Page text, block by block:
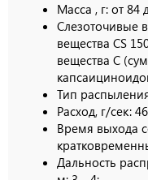
Масса , г: от 84
Слезоточивые
вещества CS
вещества C
Тип
Расход, г/сек:
Время выхода
Дальность